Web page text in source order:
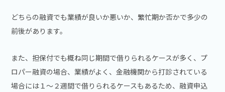
どちらの融資でも業績が良いか悪いか、繁忙期か否かで多少の
前後があります。
また、担保付でも概ね同じ期間で借りられるケースが多く、プ
ロパー融資の場合、業績がよく、金融機関から打診されている
場合には１～２週間で借りられるケースもあるため、融資申込